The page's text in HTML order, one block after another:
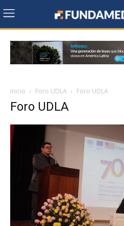
Inicio Foro UDLA Foro UDLA
Foro UDLA